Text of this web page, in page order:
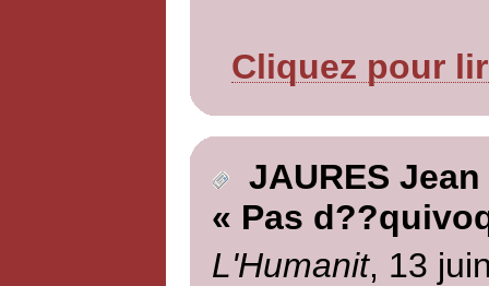
Cliquez pour
JAURES Jean
« Pas
L'Humanit, 13